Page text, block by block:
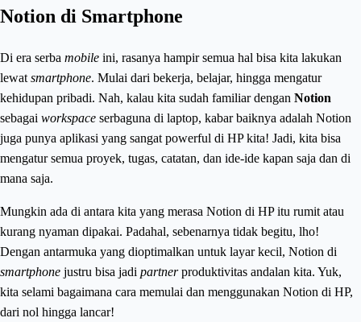
Notion di Smartphone
Di era serba mobile ini, rasanya hampir semua hal bisa kita lakukan
lewat smartphone. Mulai dari bekerja, belajar, hingga mengatur
kehidupan pribadi. Nah, kalau kita sudah familiar dengan Notion
sebagai workspace serbaguna di laptop, kabar baiknya adalah Notion
juga punya aplikasi yang sangat powerful di HP kita! Jadi, kita bisa
mengatur semua proyek, tugas, catatan, dan ide-ide kapan saja dan di
mana saja.
Mungkin ada di antara kita yang merasa Notion di HP itu rumit atau
kurang nyaman dipakai. Padahal, sebenarnya tidak begitu, lho!
Dengan antarmuka yang dioptimalkan untuk layar kecil, Notion di
smartphone justru bisa jadi partnerproduktivitas andalan kita. Yuk,
kita selami bagaimana cara memulai dan menggunakan Notion di HP,
dari nol hingga lancar!